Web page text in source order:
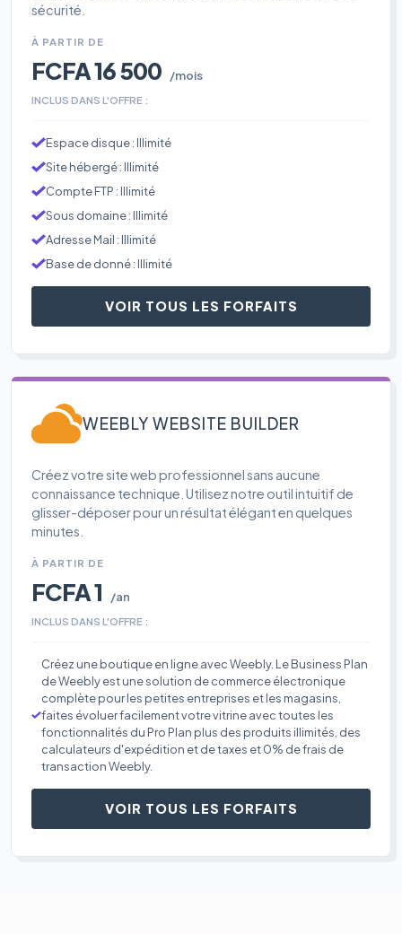
sécurité.
À PARTIR DE
FCFA 16 500 /mois
INCLUS DANS L'OFFRE :
Espace disque : Illimité
Site hébergé : Illimité
Compte FTP : Illimité
Sous domaine : Illimité
Adresse Mail : Illimité
Base de donné : Illimité
VOIR TOUS LES FORFAITS
WEEBLY WEBSITE BUILDER
Créez votre site web professionnel sans aucune
connaissance technique. Utilisez notre outil intuitif de
glisser-déposer pour un résultat élégant en quelques
minutes.
À PARTIR DE
FCFA 1 /an
INCLUS DANS L'OFFRE :
Créez une boutique en ligne avec Weebly. Le Business Plan
de Weebly est une solution de commerce électronique
complète pour les petites entreprises et les magasins,
faites évoluer facilement votre vitrine avec toutes les
fonctionnalités du Pro Plan plus des produits illimités, des
calculateurs d'expédition et de taxes et 0% de frais de
transaction Weebly.
VOIR TOUS LES FORFAITS